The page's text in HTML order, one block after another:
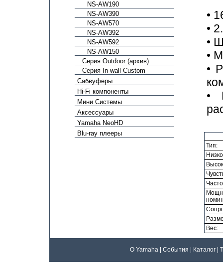
NS-AW190
NS-AW390
NS-AW570
NS-AW392
NS-AW592
NS-AW150
Серия Outdoor (архив)
Серия In-wall Custom
Сабвуферы
Hi-Fi компоненты
Мини Системы
Аксессуары
Yamaha NeoHD
Blu-ray плееры
•
•
•
•
•
•
Тип:
Вес:
О Yamaha События Каталог